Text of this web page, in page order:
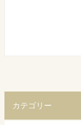
カテゴリー